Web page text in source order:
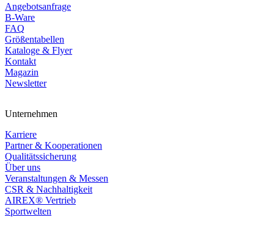
Angebotsanfrage
B-Ware
FAQ
Größentabellen
Kataloge & Flyer
Kontakt
Magazin
Newsletter
Unternehmen
Karriere
Partner & Kooperationen
Qualitätssicherung
Über uns
Veranstaltungen & Messen
CSR & Nachhaltigkeit
AIREX® Vertrieb
Sportwelten